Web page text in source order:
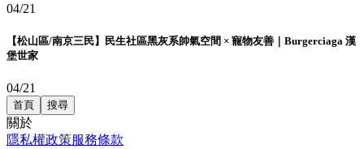
04/21
【松山區/南京三民】民生社區黑灰系帥氣空間 × 寵物友善｜Burgerciaga 漢
堡世家
04/21
首頁 搜尋
關於
隱私權政策服務條款